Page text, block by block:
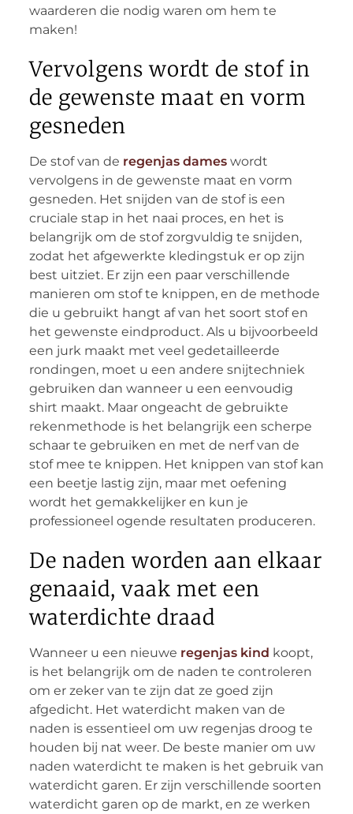
waarderen die nodig waren om hem te
maken!
Vervolgens wordt de stof in
de gewenste maat en vorm
gesneden
De stof van de regenjas dameswordt
vervolgens in de gewenste maat en vorm
gesneden. Het snijden van de stof is een
cruciale stap in het naai proces, en het is
belangrijk om de stof zorgvuldig te snijden,
zodat het afgewerkte kledingstuk er op zijn
best uitziet. Er zijn een paar verschillende
manieren om stof te knippen, en de methode
die u gebruikt hangt af van het soort stof en
het gewenste eindproduct. Als u bijvoorbeeld
een jurk maakt met veel gedetailleerde
rondingen, moet u een andere snijtechniek
gebruiken dan wanneer u een eenvoudig
shirt maakt. Maar ongeacht de gebruikte
rekenmethode is het belangrijk een scherpe
schaar te gebruiken en met de nerf van de
stof mee te knippen. Het knippen van stof kan
een beetje lastig zijn, maar met oefening
wordt het gemakkelijker en kun je
professioneel ogende resultaten produceren.
De naden worden aan elkaar
genaaid, vaak met een
waterdichte draad
Wanneer u een nieuwe regenjas kind koopt,
is het belangrijk om de naden te controleren
om er zeker van te zijn dat ze goed zijn
afgedicht. Het waterdicht maken van de
naden is essentieel om uw regenjas droog te
houden bij nat weer. De beste manier om uw
naden waterdicht te maken is het gebruik van
waterdicht garen. Er zijn verschillende soorten
waterdicht garen op de markt, en ze werken